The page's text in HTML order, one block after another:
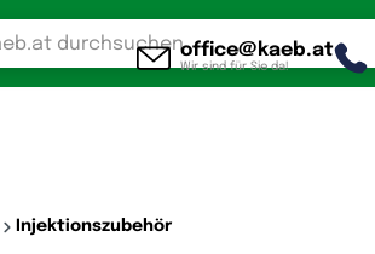
office@kaeb.at
Wir sind für Sie da!
Injektionszubehör